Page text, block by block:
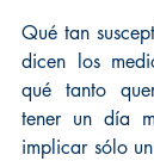
Qué tan
dicen los
qué tanto
tener un día
implicar sólo